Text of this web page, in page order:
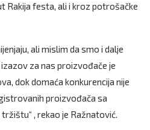
Rakija festa, ali i kroz potrošačke
ali mislim da smo i dalje
za nas proizvođače je
dok domaća konkurencija nije
proizvođača sa
, rekao je Ražnatović.